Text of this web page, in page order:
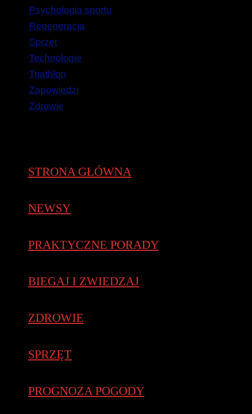
Psychologia sportu
Regeneracja
Sprzęt
Technologie
Triathlon
Zapowiedzi
Zdrowie
STRONA GŁÓWNA
NEWSY
PRAKTYCZNE PORADY
BIEGAJ I ZWIEDZAJ
ZDROWIE
SPRZĘT
PROGNOZA POGODY